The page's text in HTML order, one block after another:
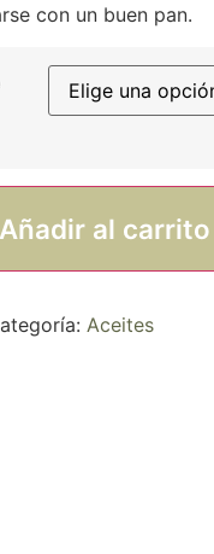
con un buen pan.
Añadir al carrito
Aceites